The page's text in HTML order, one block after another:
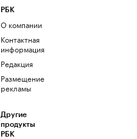
РБК
О компании
Контактная
информация
Редакция
Размещение
рекламы
Другие
продукты
РБК